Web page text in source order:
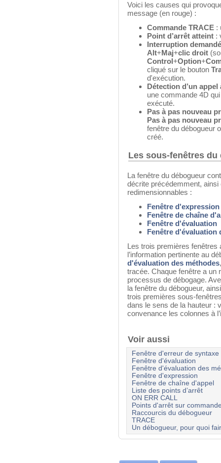
Voici les causes qui
message (en rouge) :
Commande TRACE :
Point d’arrêt atteint :
Interruption
Alt+Maj+clic droit
Control+Option+
cliqué sur le bouton
d'exécution.
Détection d’un
une commande 4D
exécuté.
Pas à pas nouveau
Pas à pas nouveau
fenêtre du débogueur
créé.
Les sous-fenêtres du
La fenêtre du débogueur
décrite précédemment,
redimensionnables :
Fenêtre d'expression
Fenêtre de chaîne
Fenêtre d'évaluation
Fenêtre d'évaluation
Les trois premières fenêtres
l’information pertinente au
d'évaluation des méthodes
tracée. Chaque fenêtre a un
processus de débogage.
la fenêtre du débogueur,
trois premières sous-
dans le sens de la hauteur :
convenance les colonnes à
Voir aussi
Fenêtre d'erreur de syntaxe
Fenêtre d'évaluation
Fenêtre d'évaluation des
Fenêtre d'expression
Fenêtre de chaîne d'appel
Liste des points d’arrêt
ON ERR CALL
Points d'arrêt sur
Raccourcis du débogueur
TRACE
Un débogueur, pour quoi